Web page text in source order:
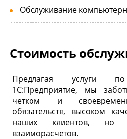
Обслуживание
Стоимость
Предлагая услуги
1С:Предприятие, мы
четком и
обязательств, высоком
наших клиентов,
взаиморасчетов.